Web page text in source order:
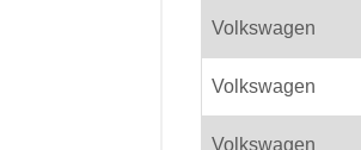
Volkswagen
Volkswagen
Volkswagen